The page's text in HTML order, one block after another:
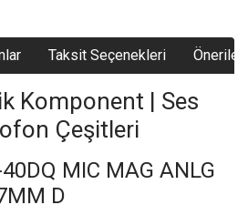
Taksit Seçenekleri
Komponent | Ses
Çeşitleri
MIC MAG ANLG
D